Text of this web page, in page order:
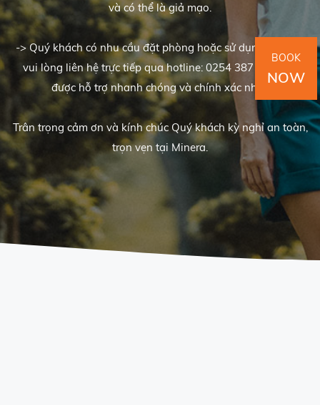
và có thể là giả mạo.
-> Quý khách có nhu cầu đặt phòng hoặc sử dụng dịch vụ,
vui lòng liên hệ trực tiếp qua hotline: 0254 387 1131 để
được hỗ trợ nhanh chóng và chính xác nhất.
Trân trọng cảm ơn và kính chúc Quý khách kỳ nghỉ an toàn,
trọn vẹn tại Minera.
BOOK
NOW